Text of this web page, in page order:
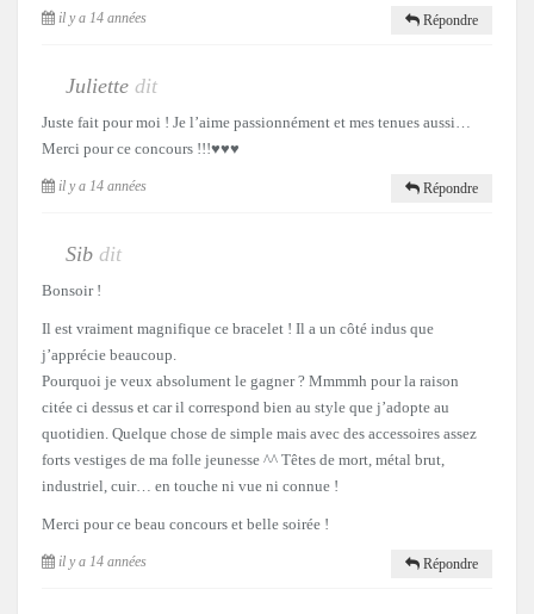
il y a 14 années Répondre
Juliette dit
Juste fait pour moi ! Je l’aime passionnément et mes tenues aussi…
Merci pour ce concours !!!♥♥♥
il y a 14 années Répondre
Sib dit
Bonsoir !
Il est vraiment magnifique ce bracelet ! Il a un côté indus que
j’apprécie beaucoup.
Pourquoi je veux absolument le gagner ? Mmmmh pour la raison
citée ci dessus et car il correspond bien au style que j’adopte au
quotidien. Quelque chose de simple mais avec des accessoires assez
forts vestiges de ma folle jeunesse ^^ Têtes de mort, métal brut,
industriel, cuir… en touche ni vue ni connue !
Merci pour ce beau concours et belle soirée !
il y a 14 années Répondre